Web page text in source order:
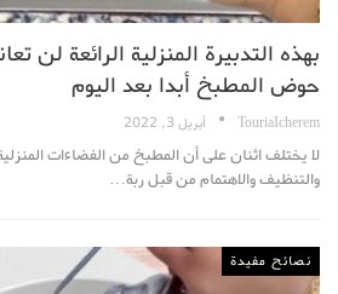
بهذه التدبيرة المنزلية الرائعة لن
حوض المطبخ أبدا بعد اليوم
TouriaIcherem أبريل 3, 2022
لا يختلف اثنان على أن المطبخ من الفضاءات
والتنظيف والاهتمام من قبل ربة…
نصائح مفيدة